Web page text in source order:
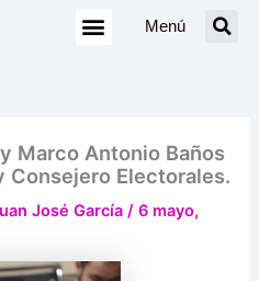
Menú
Marco Antonio Baños
Consejero Electorales.
José García/6 mayo,